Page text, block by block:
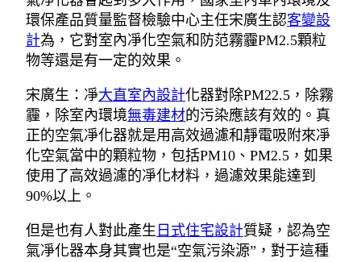
環保產品質量監督檢驗中心主任宋廣生認客變設
計為，它對室內凈化空氣和防范霧霾PM2.5顆粒
物等還是有一定的效果。
宋廣生：凈大直室內設計化器對除PM22.5，除霧
霾，除室內環境無毒建材的污染應該有效的。真
正的空氣凈化器就是用高效過濾和靜電吸附來凈
化空氣當中的顆粒物，包括PM10、PM2.5，如果
使用了高效過濾的凈化材料，過濾效果能達到
90%以上。
但是也有人對此產生 日式住宅設計質疑，認為空
氣凈化器本身其實也是“空氣污染源”，對于這種